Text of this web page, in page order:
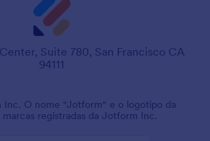
Suite 780, San Francisco CA
94111
O nome "Jotform" e o logotipo da
registradas da Jotform Inc.